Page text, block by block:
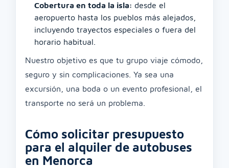
Cobertura en toda la isla: desde el
aeropuerto hasta los pueblos más alejados,
incluyendo trayectos especiales o fuera del
horario habitual.
Nuestro objetivo es que tu grupo viaje cómodo,
seguro y sin complicaciones. Ya sea una
excursión, una boda o un evento profesional, el
transporte no será un problema.
Cómo solicitar presupuesto
para el alquiler de autobuses
en Menorca